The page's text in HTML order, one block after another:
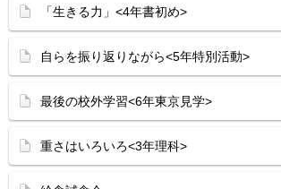
「生きる力」<4年書初め>
自らを振り返りながら<5年特別活動>
最後の校外学習<6年東京見学>
重さはいろいろ<3年理科>